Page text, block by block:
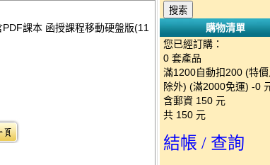
課本 函授課程移動硬盤版(11
購物清單
您已經訂購：
0 套產品
滿1200自動扣200 (特價
除外) (滿2000免運) -0
含郵資 150 元
共 150 元
結帳 / 查詢